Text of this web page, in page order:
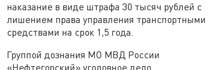
наказание в виде штрафа 30 тысяч рублей с
лишением права управления транспортными
средствами на срок 1,5 года.
Группой дознания МО МВД России
«Нефтегорский» уголовное дело,